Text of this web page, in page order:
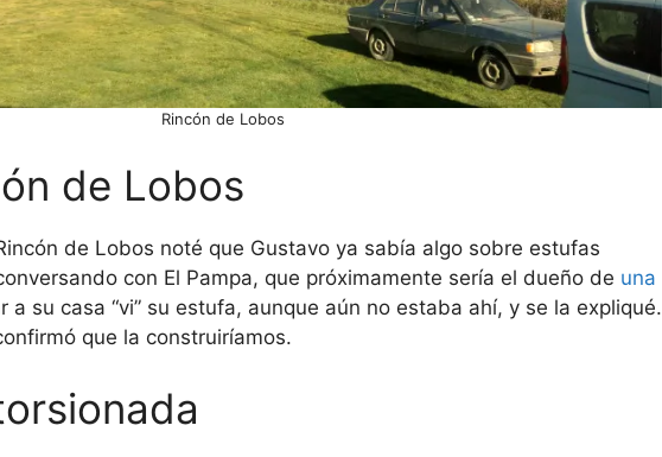
Rincón de Lobos
de Lobos
de Lobos noté que Gustavo ya sabía algo sobre estufas
con El Pampa, que próximamente sería el dueño de una
a su casa “vi” su estufa, aunque aún no estaba ahí, y se la expliqué.
que la construiríamos.